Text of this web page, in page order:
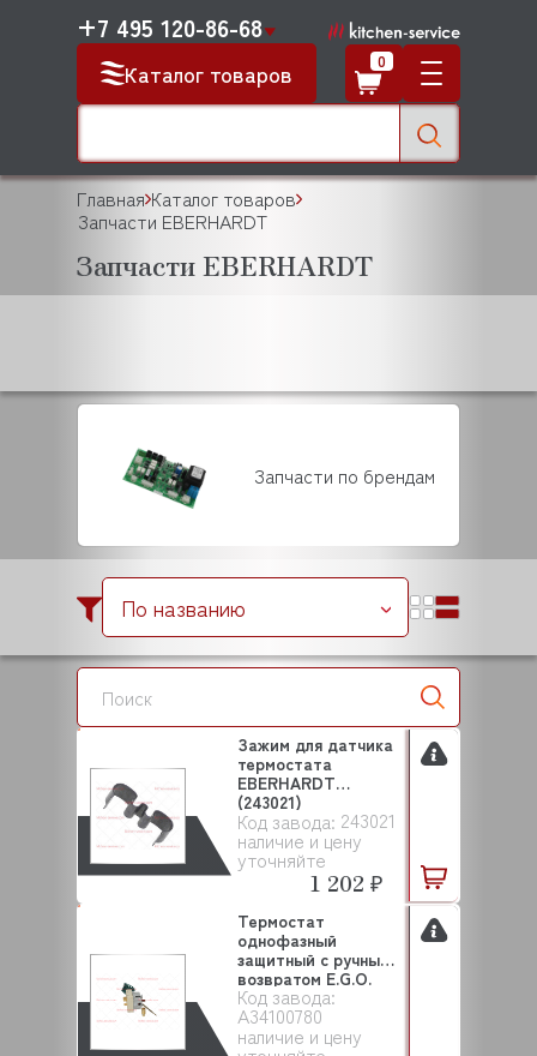
Каталог товаров
+7 495 120-86-68
0
Главная Каталог товаров
Запчасти EBERHARDT
Запчасти EBERHARDT
Запчасти по брендам
По названию
Код завода: 243021
наличие и цену
уточняйте
Зажим для датчика
термостата
EBERHARDT
(243021)
1 202 ₽
Код завода:
A34100780
наличие и цену
Термостат
однофазный
защитный с ручным
возвратом E.G.O.
(A3410078...